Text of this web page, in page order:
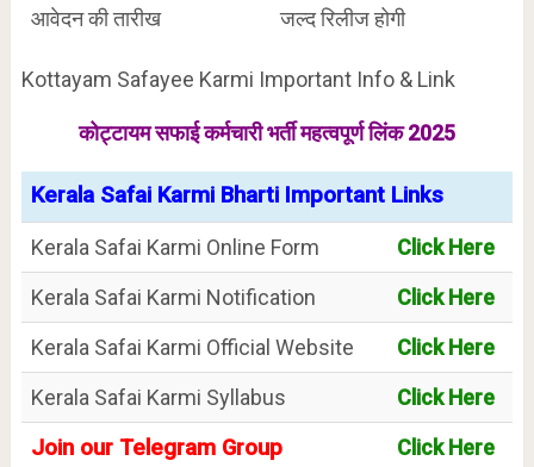
आवेदन की तारीख
जल्द रिलीज होगी
Kottayam Safayee Karmi Important Info & Link
कोट्टायम सफाई कर्मचारी भर्ती महत्वपूर्ण लिंक 2025
Kerala Safai Karmi Bharti Important Links
Kerala Safai Karmi Online Form
Click Here
Kerala Safai Karmi Notification
Click Here
Kerala Safai Karmi Official Website
Click Here
Kerala Safai Karmi Syllabus
Click Here
Join our Telegram Group Click Here